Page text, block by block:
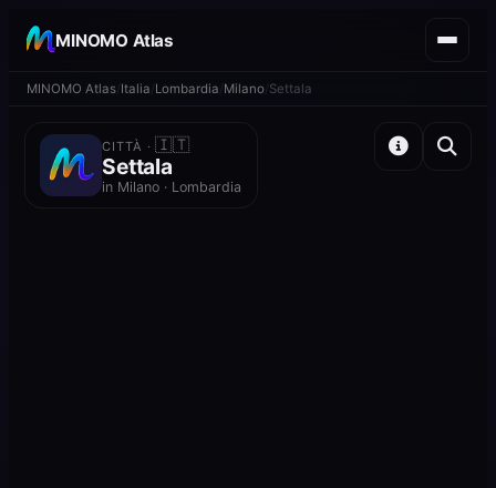
MINOMO Atlas
MINOMO Atlas Italia Lombardia Milano Settala
CITTÀ ·🇮🇹
Settala
in Milano · Lombardia